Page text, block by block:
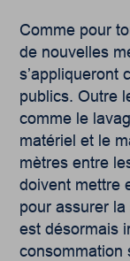
Comme pour
de nouvelles
s’appliqueront
publics. Outre
comme le
matériel et le
mètres entre
doivent mettre
pour assurer
est désormais
consommation